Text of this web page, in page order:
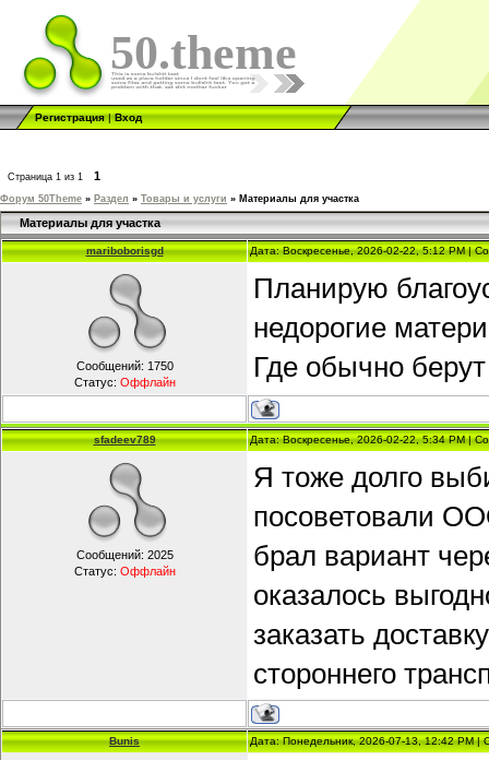
50.theme
Регистрация|Вход
Страница 1 из 1 1
Форум 50Theme » Раздел » Товары и услуги » Материалы для участка
Материалы для участка
mariboborisgd Дата: Воскресенье, 2026-02-22, 5:12 PM |
Сообщений: 1750
Статус: Оффлайн
Планирую
недорогие
Где обычно
sfadeev789 Дата: Воскресенье, 2026-02-22, 5:34 PM |
Сообщений: 2025
Статус: Оффлайн
Я тоже долго
посоветовали
брал вариант
оказалось
заказать
стороннего
Bunis Дата: Понедельник, 2026-07-13, 12:42 PM